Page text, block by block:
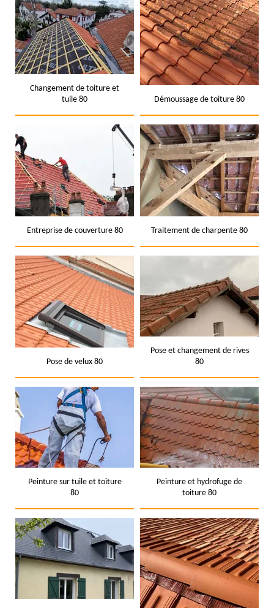
Changement de toiture et
tuile 80
Démoussage de toiture 80
Entreprise de couverture 80 Traitement de charpente 80
Pose de velux 80
Pose et changement de rives
80
Peinture sur tuile et toiture
80
Peinture et hydrofuge de
toiture 80